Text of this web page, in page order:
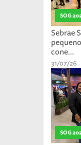
SOG
Sebrae
cone...
31/07/26
SOG